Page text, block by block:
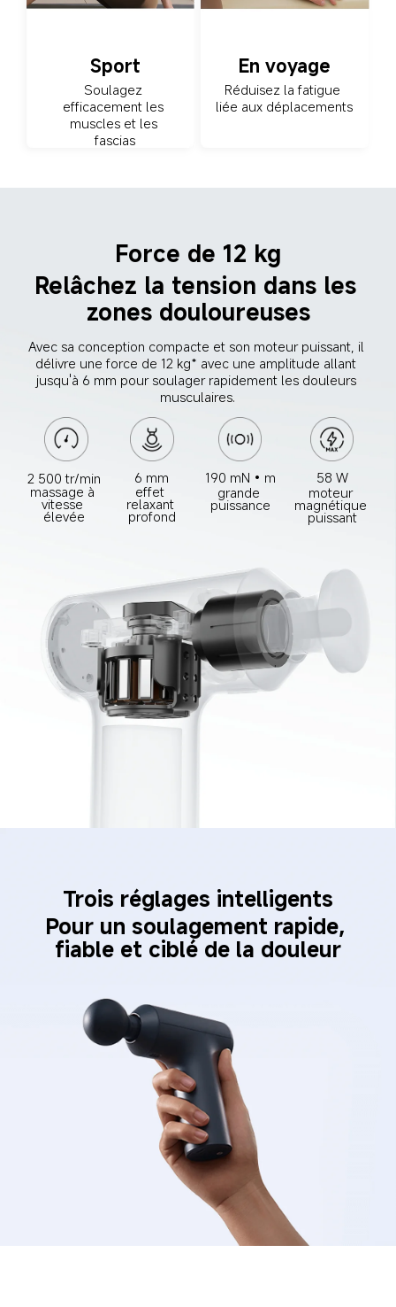
Sport
Soulagez
efficacement les
muscles et les
fascias
En voyage
Réduisez la fatigue
liée aux déplacements
Force de 12 kg
Relâchez la tension dans les
zones douloureuses
Avec sa conception compacte et son moteur puissant, il
délivre une force de 12 kg* avec une amplitude allant
jusqu'à 6 mm pour soulager rapidement les douleurs
musculaires.
2 500 tr/min
massage à
vitesse
élevée
6 mm
effet
relaxant
profond
190 mN•m
grande
puissance
58 W
moteur
magnétique
puissant
Trois réglages intelligents
Pour un soulagement rapide,
fiable et ciblé de la douleur